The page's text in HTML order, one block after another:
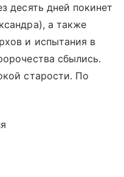
десять дней покинет
а также
и испытания в
сбылись.
старости. По